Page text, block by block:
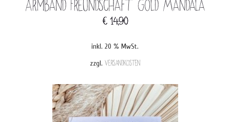
Armband Freundschaft Gold Mandala
€ 14,90
inkl. 20 % MwSt.
zzgl. Versandkosten